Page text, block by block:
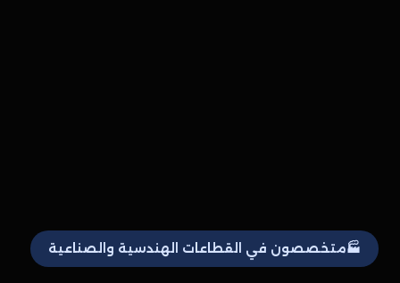
🏭متخصصون في القطاعات الهندسية والصناعية